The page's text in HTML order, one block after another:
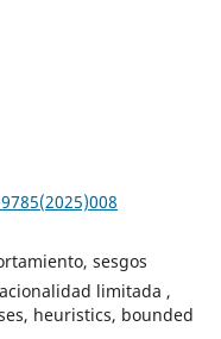
sesgos
limitada ,
heuristics, bounded